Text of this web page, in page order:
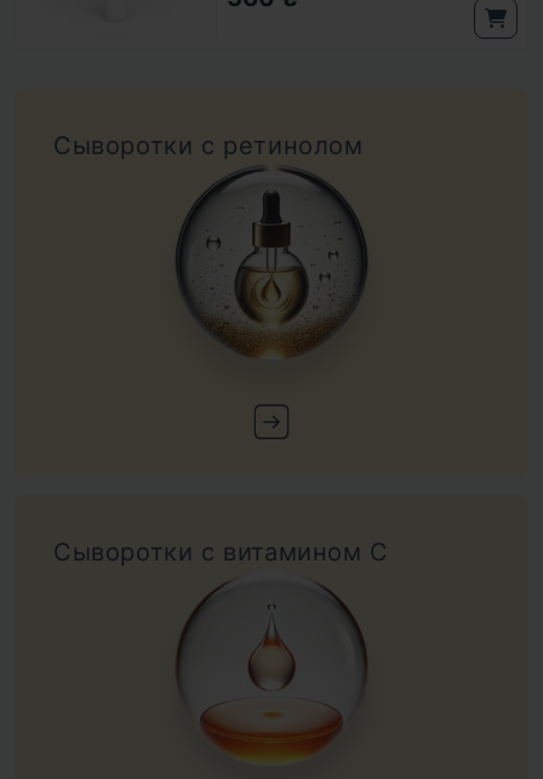
Сыворотки с ретинолом
Сыворотки с витамином С